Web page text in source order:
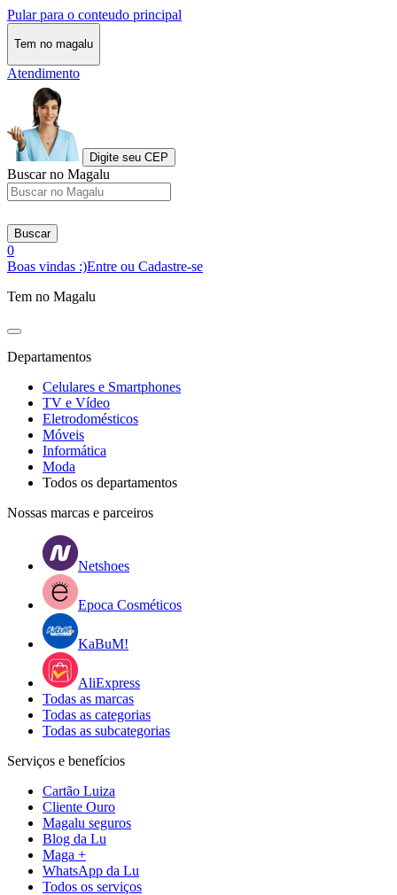
Pular para o conteudo principal
Tem no magalu
Atendimento
Digite seu CEP
Buscar no Magalu
Buscar
0
Boas vindas :)Entre ou Cadastre-se
Tem no Magalu
Departamentos
Celulares e Smartphones
TV e Vídeo
Eletrodomésticos
Móveis
Informática
Moda
Todos os departamentos
Nossas marcas e parceiros
Netshoes
Epoca Cosméticos
KaBuM!
AliExpress
Todas as marcas
Todas as categorias
Todas as subcategorias
Serviços e benefícios
Cartão Luiza
Cliente Ouro
Magalu seguros
Blog da Lu
Maga +
WhatsApp da Lu
Todos os serviços